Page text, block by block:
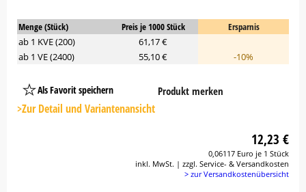
Menge (Stück) Preis je 1000 Stück
Ersparnis
ab 1 KVE (200)
61,17 €
ab 1 VE (2400)
55,10 € -10%
Als Favorit speichern
Platzhalter
Button
Produkt merken
>Zur Detail und Variantenansicht
12,23 €
0,06117 Euro je 1 Stück
inkl. MwSt. | zzgl. Service- & Versandkosten
> zur Versandkostenübersicht